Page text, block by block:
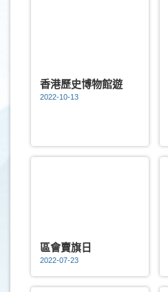
香港歷史博物館遊
2022-10-13
區會賣旗日
2022-07-23